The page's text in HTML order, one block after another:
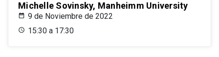
Michelle Sovinsky, Manheimm University
9 de Noviembre de 2022
15:30 a 17:30